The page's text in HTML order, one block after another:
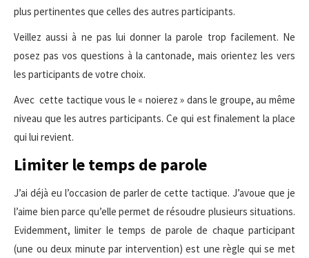
plus pertinentes que celles des autres participants.
Veillez aussi à ne pas lui donner la parole trop facilement. Ne
posez pas vos questions à la cantonade, mais orientez les vers
les participants de votre choix.
Avec cette tactique vous le « noierez » dans le groupe, au même
niveau que les autres participants. Ce qui est finalement la place
qui lui revient.
Limiter le temps de parole
J’ai déjà eu l’occasion de parler de cette tactique. J’avoue que je
l’aime bien parce qu’elle permet de résoudre plusieurs situations.
Evidemment, limiter le temps de parole de chaque participant
(une ou deux minute par intervention) est une règle qui se met